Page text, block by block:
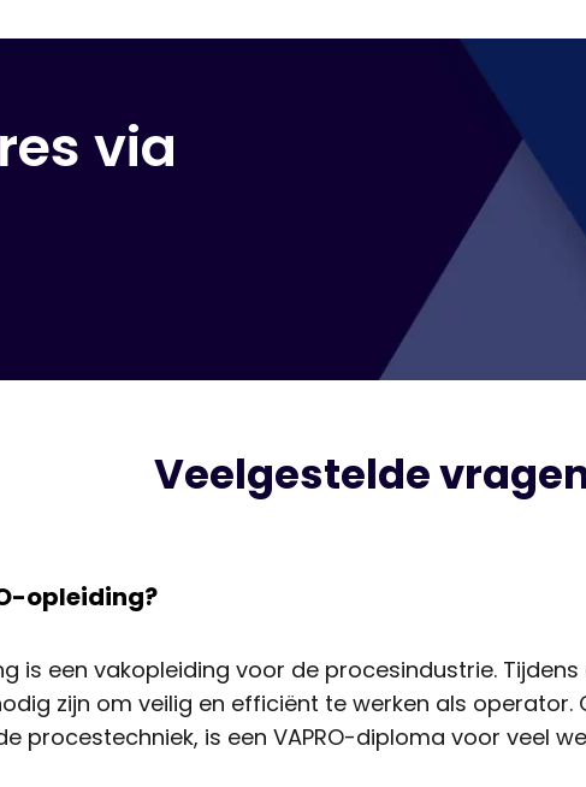
via
Veelgestelde
opleiding?
is een vakopleiding voor de procesindustrie.
zijn om veilig en efficiënt te werken als operator.
procestechniek, is een VAPRO-diploma voor veel